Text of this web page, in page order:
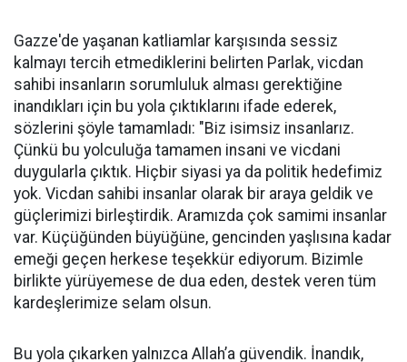
Gazze'de yaşanan katliamlar karşısında sessiz
kalmayı tercih etmediklerini belirten Parlak, vicdan
sahibi insanların sorumluluk alması gerektiğine
inandıkları için bu yola çıktıklarını ifade ederek,
sözlerini şöyle tamamladı: "Biz isimsiz insanlarız.
Çünkü bu yolculuğa tamamen insani ve vicdani
duygularla çıktık. Hiçbir siyasi ya da politik hedefimiz
yok. Vicdan sahibi insanlar olarak bir araya geldik ve
güçlerimizi birleştirdik. Aramızda çok samimi insanlar
var. Küçüğünden büyüğüne, gencinden yaşlısına kadar
emeği geçen herkese teşekkür ediyorum. Bizimle
birlikte yürüyemese de dua eden, destek veren tüm
kardeşlerimize selam olsun.
Bu yola çıkarken yalnızca Allah’a güvendik. İnandık,